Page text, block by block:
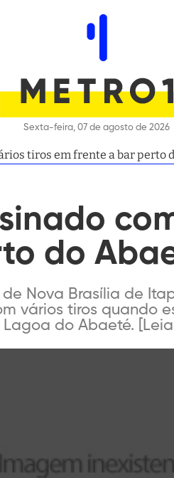
Sexta-feira, 07 de agosto de 2026
tiros em frente a bar perto
do
Nova Brasília de
vários tiros quando
do Abaeté. [Leia